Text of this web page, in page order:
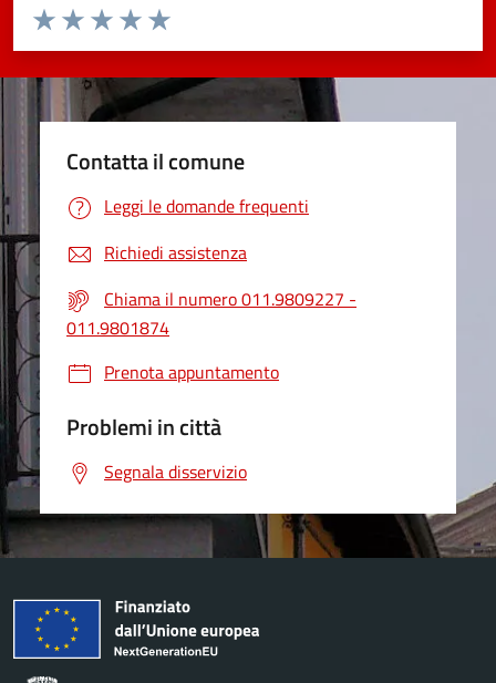
Valuta da 1 a 5 stelle la pagina
Valuta 5 stelle su 5
Valuta 4 stelle su 5
Valuta 3 stelle su 5
Valuta 2 stelle su 5
Valuta 1 stelle su 5
Contatta il comune
Leggi le domande frequenti
Richiedi assistenza
Chiama il numero 011.9809227 -
011.9801874
Prenota appuntamento
Problemi in città
Segnala disservizio